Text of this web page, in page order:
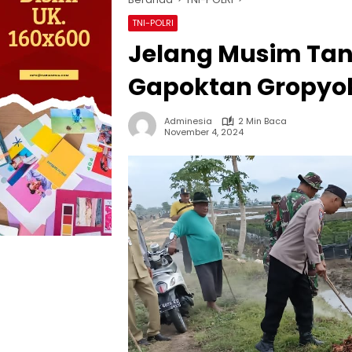
TNI-POLRI
Jelang Musim
Gapoktan
Adminesia
2 Min Baca
November 4, 2024